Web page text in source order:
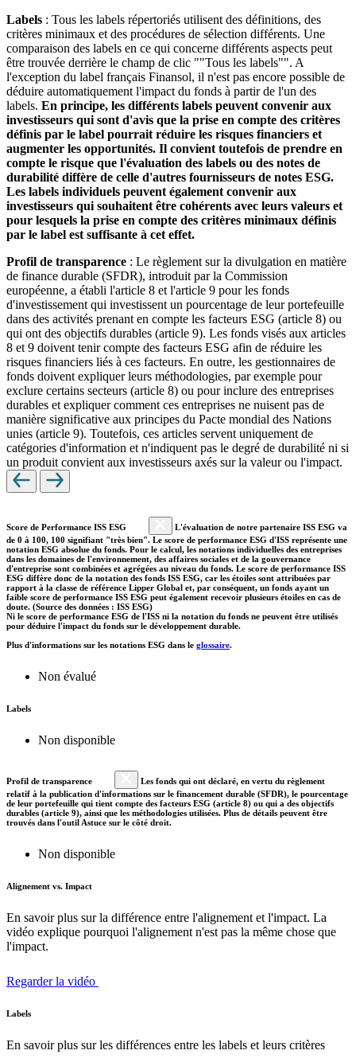
Labels : Tous les labels répertoriés utilisent des définitions, des
critères minimaux et des procédures de sélection différents. Une
comparaison des labels en ce qui concerne différents aspects peut
être trouvée derrière le champ de clic ""Tous les labels"". A
l'exception du label français Finansol, il n'est pas encore possible de
déduire automatiquement l'impact du fonds à partir de l'un des
labels. En principe, les différents labels peuvent convenir aux
investisseurs qui sont d'avis que la prise en compte des critères
définis par le label pourrait réduire les risques financiers et
augmenter les opportunités. Il convient toutefois de prendre en
compte le risque que l'évaluation des labels ou des notes de
durabilité diffère de celle d'autres fournisseurs de notes ESG.
Les labels individuels peuvent également convenir aux
investisseurs qui souhaitent être cohérents avec leurs valeurs et
pour lesquels la prise en compte des critères minimaux définis
par le label est suffisante à cet effet.
Profil de transparence : Le règlement sur la divulgation en matière
de finance durable (SFDR), introduit par la Commission
européenne, a établi l'article 8 et l'article 9 pour les fonds
d'investissement qui investissent un pourcentage de leur portefeuille
dans des activités prenant en compte les facteurs ESG (article 8) ou
qui ont des objectifs durables (article 9). Les fonds visés aux articles
8 et 9 doivent tenir compte des facteurs ESG afin de réduire les
risques financiers liés à ces facteurs. En outre, les gestionnaires de
fonds doivent expliquer leurs méthodologies, par exemple pour
exclure certains secteurs (article 8) ou pour inclure des entreprises
durables et expliquer comment ces entreprises ne nuisent pas de
manière significative aux principes du Pacte mondial des Nations
unies (article 9). Toutefois, ces articles servent uniquement de
catégories d'information et n'indiquent pas le degré de durabilité ni si
un produit convient aux investisseurs axés sur la valeur ou l'impact.
Score de Performance ISS ESG
L'évaluation de notre partenaire ISS ESG va
de 0 à 100, 100 signifiant "très bien". Le score de performance ESG d'ISS représente une
notation ESG absolue du fonds. Pour le calcul, les notations individuelles des entreprises
dans les domaines de l'environnement, des affaires sociales et de la gouvernance
d'entreprise sont combinées et agrégées au niveau du fonds. Le score de performance ISS
ESG diffère donc de la notation des fonds ISS ESG, car les étoiles sont attribuées par
rapport à la classe de référence Lipper Global et, par conséquent, un fonds ayant un
faible score de performance ISS ESG peut également recevoir plusieurs étoiles en cas de
doute. (Source des données : ISS ESG)
Ni le score de performance ESG de l'ISS ni la notation du fonds ne peuvent être utilisés
pour déduire l'impact du fonds sur le développement durable.
Plus d'informations sur les notations ESG dans le glossaire.
Non évalué
Labels
Non disponible
Profil de transparence
Les fonds qui ont déclaré, en vertu du règlement
relatif à la publication d'informations sur le financement durable (SFDR), le pourcentage
de leur portefeuille qui tient compte des facteurs ESG (article 8) ou qui a des objectifs
durables (article 9), ainsi que les méthodologies utilisées. Plus de détails peuvent être
trouvés dans l'outil Astuce sur le côté droit.
Non disponible
Alignement vs. Impact
En savoir plus sur la différence entre l'alignement et l'impact. La
vidéo explique pourquoi l'alignement n'est pas la même chose que
l'impact.
Regarder la vidéo
Labels
En savoir plus sur les différences entre les labels et leurs critères